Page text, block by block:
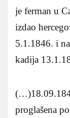
je ferman u
izdao
5.1.1846. i
kadija
proglašena